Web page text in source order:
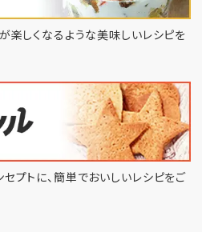
楽しくなるような美味しいレシピを
プトに、 簡単でおいしいレシピをご